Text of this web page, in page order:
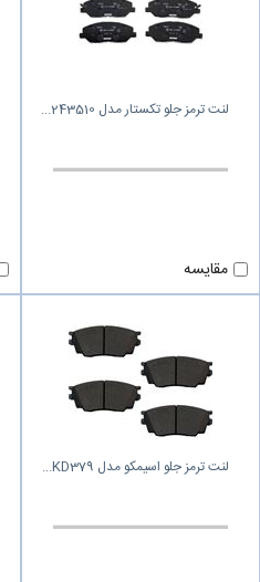
لنت ترمز جلو تکستار مدل 243510
مقایسه
لنت ترمز جلو اسیمکو مدل KD379